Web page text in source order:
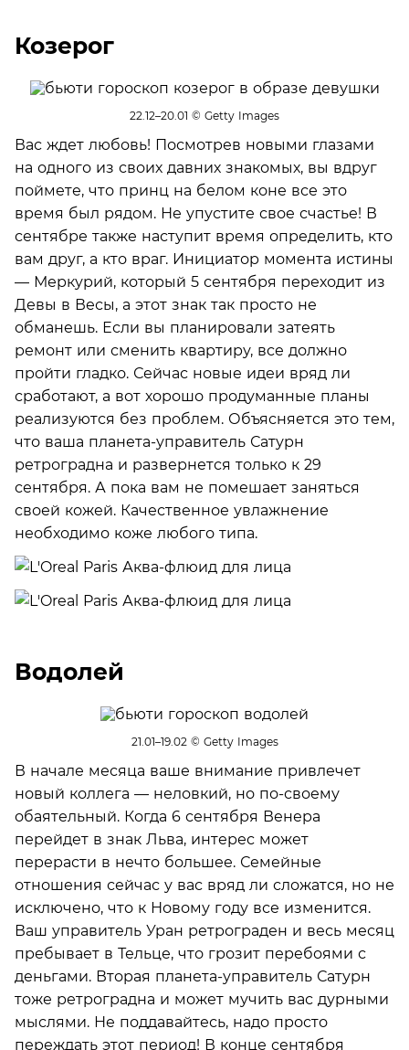
Козерог
22.12–20.01 © Getty Images
Вас ждет любовь! Посмотрев новыми глазами
на одного из своих давних знакомых, вы вдруг
поймете, что принц на белом коне все это
время был рядом. Не упустите свое счастье! В
сентябре также наступит время определить, кто
вам друг, а кто враг. Инициатор момента истины
— Меркурий, который 5 сентября переходит из
Девы в Весы, а этот знак так просто не
обманешь. Если вы планировали затеять
ремонт или сменить квартиру, все должно
пройти гладко. Сейчас новые идеи вряд ли
сработают, а вот хорошо продуманные планы
реализуются без проблем. Объясняется это тем,
что ваша планета-управитель Сатурн
ретроградна и развернется только к 29
сентября. А пока вам не помешает заняться
своей кожей. Качественное увлажнение
необходимо коже любого типа.
Водолей
21.01–19.02© Getty Images
В начале месяца ваше внимание привлечет
новый коллега — неловкий, но по-своему
обаятельный. Когда 6 сентября Венера
перейдет в знак Льва, интерес может
перерасти в нечто большее. Семейные
отношения сейчас у вас вряд ли сложатся, но не
исключено, что к Новому году все изменится.
Ваш управитель Уран ретрограден и весь месяц
пребывает в Тельце, что грозит перебоями с
деньгами. Вторая планета-управитель Сатурн
тоже ретроградна и может мучить вас дурными
мыслями. Не поддавайтесь, надо просто
переждать этот период! В конце сентября